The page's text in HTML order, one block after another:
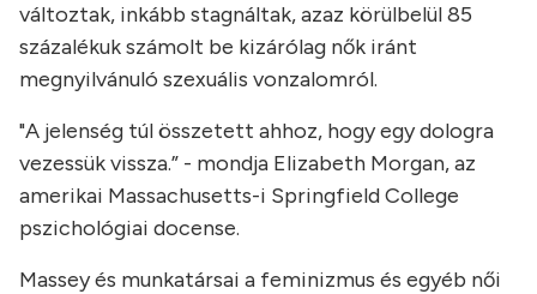
változtak, inkább stagnáltak, azaz körülbelül 85
százalékuk számolt be kizárólag nők iránt
megnyilvánuló szexuális vonzalomról.
"A jelenség túl összetett ahhoz, hogy egy dologra
vezessük vissza.” - mondja Elizabeth Morgan, az
amerikai Massachusetts-i Springfield College
pszichológiai docense.
Massey és munkatársai a feminizmus és egyéb női